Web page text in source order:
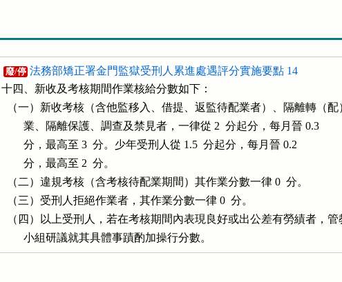
廢/停 法務部矯正署金門監獄受刑人累進處遇評分實施要點 14
十四、新收及考核期間作業核給分數如下：
（一）新收考核（含他監移入、借提、返監待配業者）、隔離轉（配
        業、隔離保護、調查及禁見者，一律從 2  分起分，每月晉 0.3
        分，最高至 3  分。少年受刑人從 1.5  分起分，每月晉 0.2
        分，最高至 2  分。
  （二）違規考核（含考核待配業期間）其作業分數一律 0  分。
  （三）受刑人拒絕作業者，其作業分數一律 0  分。
（四）以上受刑人，若在考核期間內表現良好或出公差有勞績者，管
        小組研議就其具體事蹟酌加操行分數。